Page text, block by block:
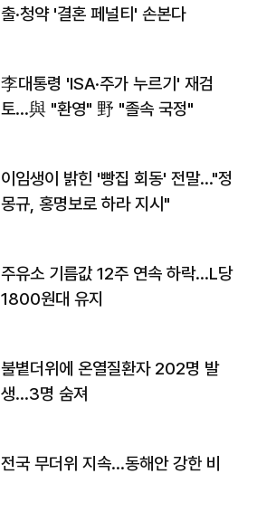
출·청약 '결혼 페널티' 손본다
李대통령 'ISA·주가 누르기' 재검
토…與 "환영" 野 "졸속 국정"
이임생이 밝힌 '빵집 회동' 전말…"정
몽규, 홍명보로 하라 지시"
주유소 기름값 12주 연속 하락…L당
1800원대 유지
불볕더위에 온열질환자 202명 발
생…3명 숨져
전국 무더위 지속…동해안 강한 비